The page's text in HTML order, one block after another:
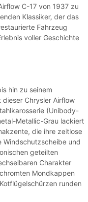
C-17 von 1937 zu
Klassiker, der das
Fahrzeug
voller Geschichte
hin zu seinem
dieser Chrysler Airflow
(Unibody-
Metallic-Grau lackiert
die ihre zeitlose
Windschutzscheibe und
geteilten
Charakter
Mondkappen
runden